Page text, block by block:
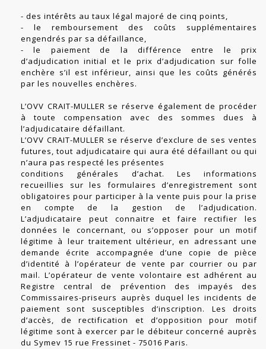
- des intérêts au taux légal majoré de cinq points,
- le remboursement des coûts supplémentaires
engendrés par sa défaillance,
- le paiement de la différence entre le prix
d’adjudication initial et le prix d’adjudication sur folle
enchère s’il est inférieur, ainsi que les coûts générés
par les nouvelles enchères.
L’OVV CRAIT-MULLER se réserve également de procéder
à toute compensation avec des sommes dues à
l’adjudicataire défaillant.
L’OVV CRAIT-MULLER se réserve d’exclure de ses ventes
futures, tout adjudicataire qui aura été défaillant ou qui
n’aura pas respecté les présentes
conditions générales d’achat. Les informations
recueillies sur les formulaires d’enregistrement sont
obligatoires pour participer à la vente puis pour la prise
en compte de la gestion de l’adjudication.
L’adjudicataire peut connaitre et faire rectifier les
données le concernant, ou s’opposer pour un motif
légitime à leur traitement ultérieur, en adressant une
demande écrite accompagnée d’une copie de pièce
d’identité à l’opérateur de vente par courrier ou par
mail. L’opérateur de vente volontaire est adhérent au
Registre central de prévention des impayés des
Commissaires-priseurs auprès duquel les incidents de
paiement sont susceptibles d’inscription. Les droits
d’accès, de rectification et d’opposition pour motif
légitime sont à exercer par le débiteur concerné auprès
du Symev 15 rue Fressinet - 75016 Paris.